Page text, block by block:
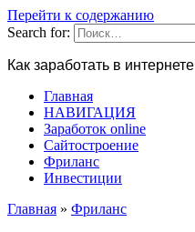
Перейти к содержанию
Search for:
Как заработать в интернете
Главная
НАВИГАЦИЯ
Заработок online
Сайтостроение
Фриланс
Инвестиции
Главная » Фриланс